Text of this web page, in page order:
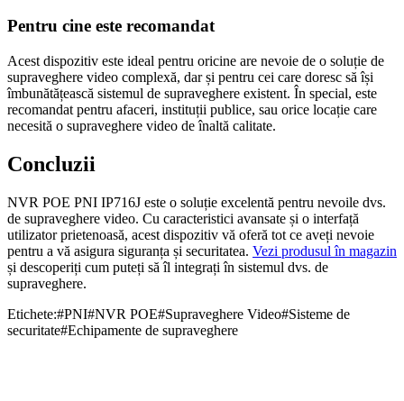
Pentru cine este recomandat
Acest dispozitiv este ideal pentru oricine are nevoie de o soluție de
supraveghere video complexă, dar și pentru cei care doresc să își
îmbunătățească sistemul de supraveghere existent. În special, este
recomandat pentru afaceri, instituții publice, sau orice locație care
necesită o supraveghere video de înaltă calitate.
Concluzii
NVR POE PNI IP716J este o soluție excelentă pentru nevoile dvs.
de supraveghere video. Cu caracteristici avansate și o interfață
utilizator prietenoasă, acest dispozitiv vă oferă tot ce aveți nevoie
pentru a vă asigura siguranța și securitatea. Vezi produsul în magazin
și descoperiți cum puteți să îl integrați în sistemul dvs. de
supraveghere.
Etichete:#PNI#NVR POE#Supraveghere Video#Sisteme de
securitate#Echipamente de supraveghere